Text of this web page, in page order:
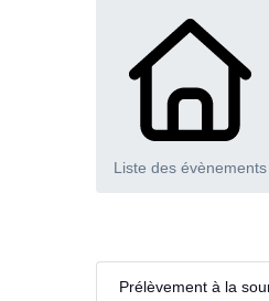
Liste des évènements
Prélèvement à la